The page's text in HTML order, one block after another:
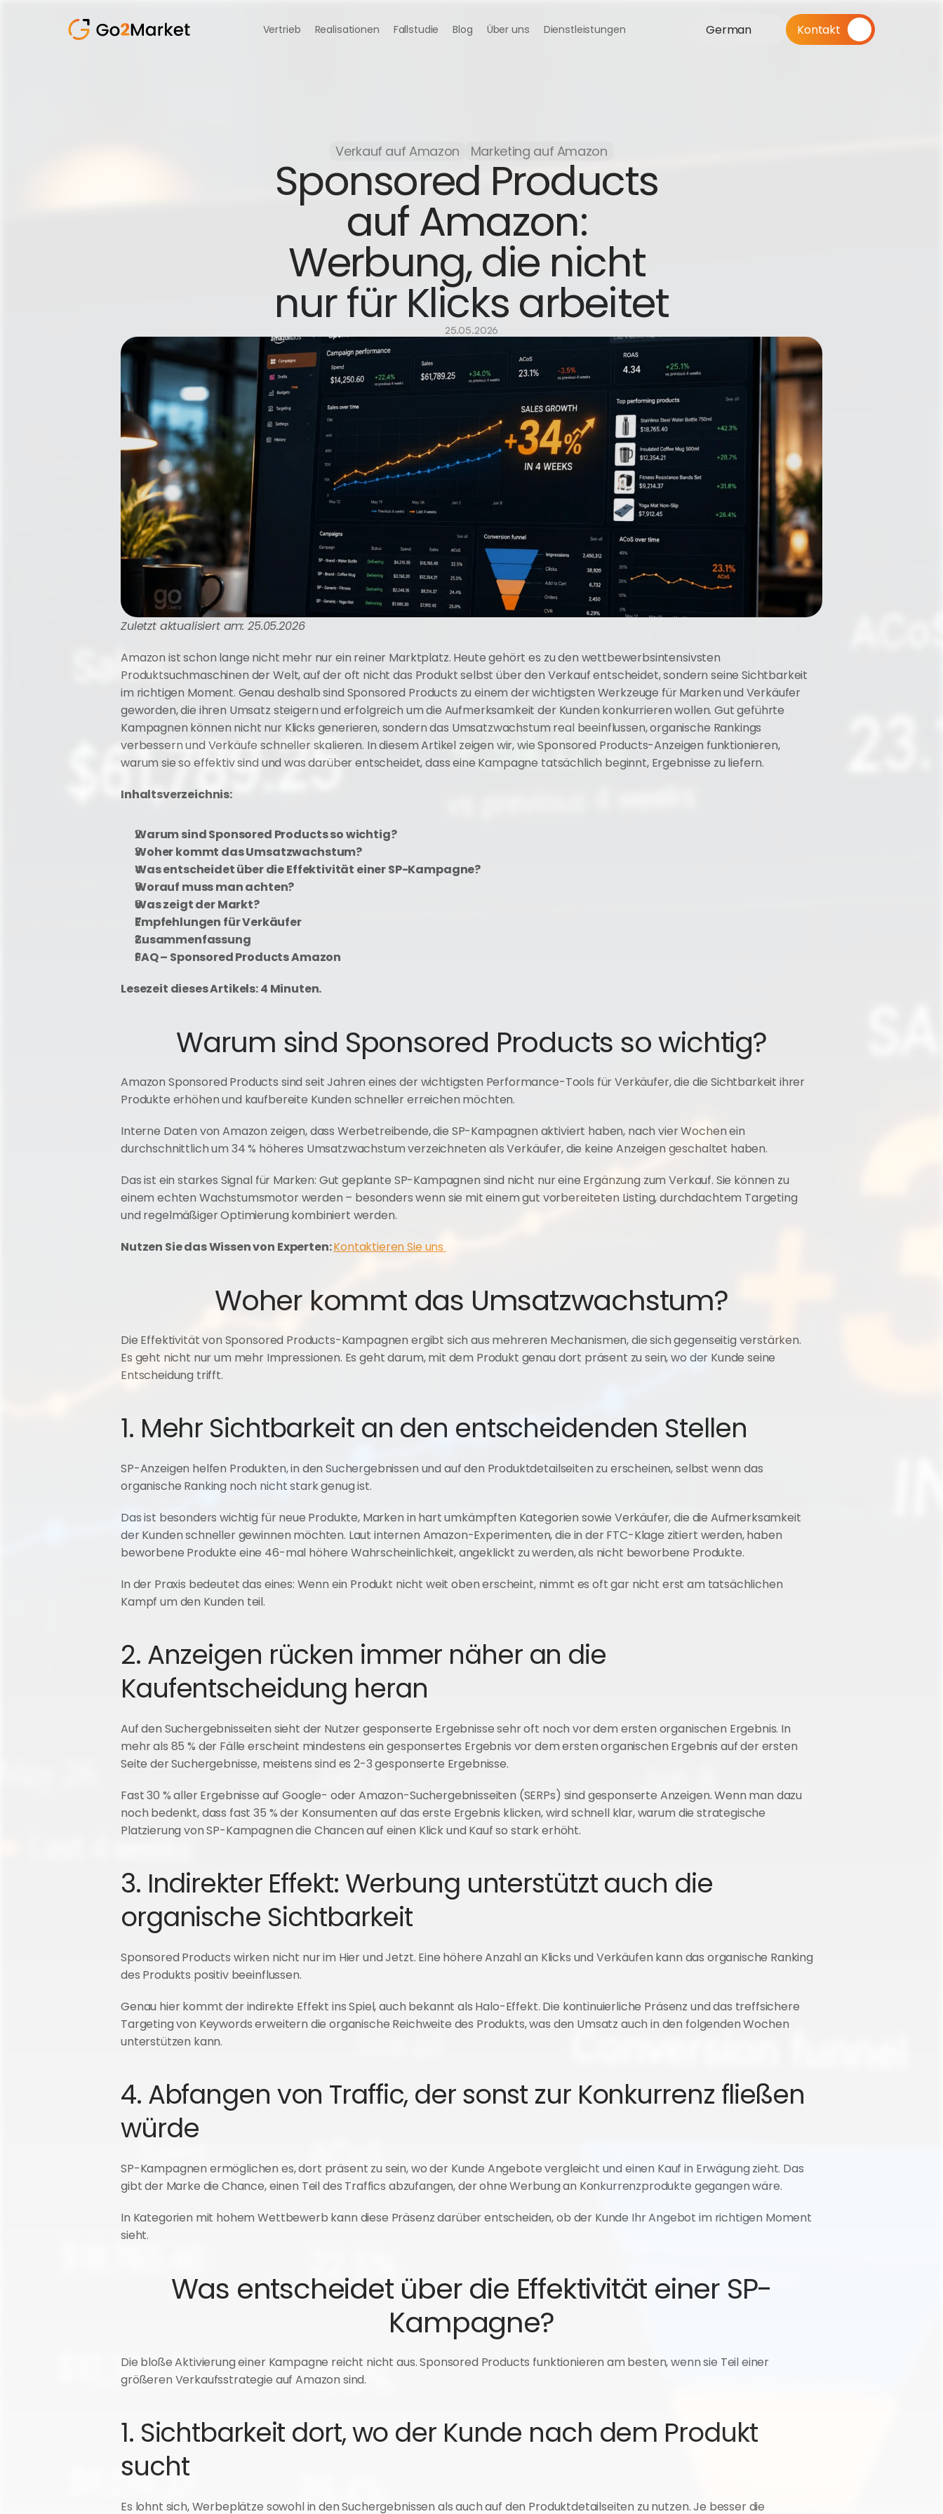
Vertrieb Realisationen Fallstudie Blog Über uns Dienstleistungen German Kontakt
Verkauf auf Amazon Marketing auf Amazon
Sponsored Products
auf Amazon:
Werbung, die nicht
nur für Klicks arbeitet
25.05.2026
Zuletzt aktualisiert am: 25.05.2026
Amazon ist schon lange nicht mehr nur ein reiner Marktplatz. Heute gehört es zu den wettbewerbsintensivsten
Produktsuchmaschinen der Welt, auf der oft nicht das Produkt selbst über den Verkauf entscheidet, sondern seine Sichtbarkeit
im richtigen Moment. Genau deshalb sind Sponsored Products zu einem der wichtigsten Werkzeuge für Marken und Verkäufer
geworden, die ihren Umsatz steigern und erfolgreich um die Aufmerksamkeit der Kunden konkurrieren wollen. Gut geführte
Kampagnen können nicht nur Klicks generieren, sondern das Umsatzwachstum real beeinflussen, organische Rankings
verbessern und Verkäufe schneller skalieren. In diesem Artikel zeigen wir, wie Sponsored Products-Anzeigen funktionieren,
warum sie so effektiv sind und was darüber entscheidet, dass eine Kampagne tatsächlich beginnt, Ergebnisse zu liefern.
Inhaltsverzeichnis:
Warum sind Sponsored Products so wichtig?
Woher kommt das Umsatzwachstum?
Was entscheidet über die Effektivität einer SP-Kampagne?
Worauf muss man achten?
Was zeigt der Markt?
Empfehlungen für Verkäufer
Zusammenfassung
FAQ – Sponsored Products Amazon
Lesezeit dieses Artikels: 4 Minuten.
Warum sind Sponsored Products so wichtig?
Amazon Sponsored Products sind seit Jahren eines der wichtigsten Performance-Tools für Verkäufer, die die Sichtbarkeit ihrer
Produkte erhöhen und kaufbereite Kunden schneller erreichen möchten.
Interne Daten von Amazon zeigen, dass Werbetreibende, die SP-Kampagnen aktiviert haben, nach vier Wochen ein
durchschnittlich um 34 % höheres Umsatzwachstum verzeichneten als Verkäufer, die keine Anzeigen geschaltet haben.
Das ist ein starkes Signal für Marken: Gut geplante SP-Kampagnen sind nicht nur eine Ergänzung zum Verkauf. Sie können zu
einem echten Wachstumsmotor werden – besonders wenn sie mit einem gut vorbereiteten Listing, durchdachtem Targeting
und regelmäßiger Optimierung kombiniert werden.
Nutzen Sie das Wissen von Experten: Kontaktieren Sie uns
Woher kommt das Umsatzwachstum?
Die Effektivität von Sponsored Products-Kampagnen ergibt sich aus mehreren Mechanismen, die sich gegenseitig verstärken.
Es geht nicht nur um mehr Impressionen. Es geht darum, mit dem Produkt genau dort präsent zu sein, wo der Kunde seine
Entscheidung trifft.
1. Mehr Sichtbarkeit an den entscheidenden Stellen
SP-Anzeigen helfen Produkten, in den Suchergebnissen und auf den Produktdetailseiten zu erscheinen, selbst wenn das
organische Ranking noch nicht stark genug ist.
Das ist besonders wichtig für neue Produkte, Marken in hart umkämpften Kategorien sowie Verkäufer, die die Aufmerksamkeit
der Kunden schneller gewinnen möchten. Laut internen Amazon-Experimenten, die in der FTC-Klage zitiert werden, haben
beworbene Produkte eine 46-mal höhere Wahrscheinlichkeit, angeklickt zu werden, als nicht beworbene Produkte.
In der Praxis bedeutet das eines: Wenn ein Produkt nicht weit oben erscheint, nimmt es oft gar nicht erst am tatsächlichen
Kampf um den Kunden teil.
2. Anzeigen rücken immer näher an die
Kaufentscheidung heran
Auf den Suchergebnisseiten sieht der Nutzer gesponserte Ergebnisse sehr oft noch vor dem ersten organischen Ergebnis. In
mehr als 85 % der Fälle erscheint mindestens ein gesponsertes Ergebnis vor dem ersten organischen Ergebnis auf der ersten
Seite der Suchergebnisse, meistens sind es 2-3 gesponserte Ergebnisse.
Fast 30 % aller Ergebnisse auf Google- oder Amazon-Suchergebnisseiten (SERPs) sind gesponserte Anzeigen. Wenn man dazu
noch bedenkt, dass fast 35 % der Konsumenten auf das erste Ergebnis klicken, wird schnell klar, warum die strategische
Platzierung von SP-Kampagnen die Chancen auf einen Klick und Kauf so stark erhöht.
3. Indirekter Effekt: Werbung unterstützt auch die
organische Sichtbarkeit
Sponsored Products wirken nicht nur im Hier und Jetzt. Eine höhere Anzahl an Klicks und Verkäufen kann das organische Ranking
des Produkts positiv beeinflussen.
Genau hier kommt der indirekte Effekt ins Spiel, auch bekannt als Halo-Effekt. Die kontinuierliche Präsenz und das treffsichere
Targeting von Keywords erweitern die organische Reichweite des Produkts, was den Umsatz auch in den folgenden Wochen
unterstützen kann.
4. Abfangen von Traffic, der sonst zur Konkurrenz fließen
würde
SP-Kampagnen ermöglichen es, dort präsent zu sein, wo der Kunde Angebote vergleicht und einen Kauf in Erwägung zieht. Das
gibt der Marke die Chance, einen Teil des Traffics abzufangen, der ohne Werbung an Konkurrenzprodukte gegangen wäre.
In Kategorien mit hohem Wettbewerb kann diese Präsenz darüber entscheiden, ob der Kunde Ihr Angebot im richtigen Moment
sieht.
Was entscheidet über die Effektivität einer SP-
Kampagne?
Die bloße Aktivierung einer Kampagne reicht nicht aus. Sponsored Products funktionieren am besten, wenn sie Teil einer
größeren Verkaufsstrategie auf Amazon sind.
1. Sichtbarkeit dort, wo der Kunde nach dem Produkt
sucht
Es lohnt sich, Werbeplätze sowohl in den Suchergebnissen als auch auf den Produktdetailseiten zu nutzen. Je besser die